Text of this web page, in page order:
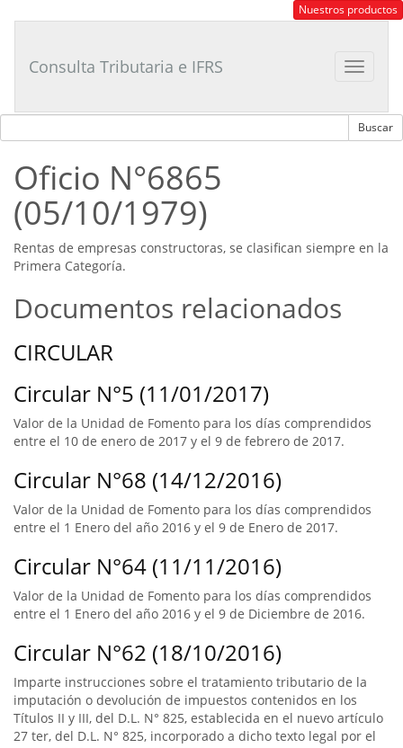
Tributario
Nuestros productos
Toggle
Consulta Tributaria e IFRS
Oficio N°6865
(05/10/1979)
Rentas de empresas constructoras, se clasifican siempre en la
Primera Categoría.
Documentos relacionados
CIRCULAR
Circular N°5 (11/01/2017)
Valor de la Unidad de Fomento para los días comprendidos
entre el 10 de enero de 2017 y el 9 de febrero de 2017.
Circular N°68 (14/12/2016)
Valor de la Unidad de Fomento para los días comprendidos
entre el 1 Enero del año 2016 y el 9 de Enero de 2017.
Circular N°64 (11/11/2016)
Valor de la Unidad de Fomento para los días comprendidos
entre el 1 Enero del año 2016 y el 9 de Diciembre de 2016.
Circular N°62 (18/10/2016)
Imparte instrucciones sobre el tratamiento tributario de la
imputación o devolución de impuestos contenidos en los
Títulos II y III, del D.L. N° 825, establecida en el nuevo artículo
27 ter, del D.L. N° 825, incorporado a dicho texto legal por el